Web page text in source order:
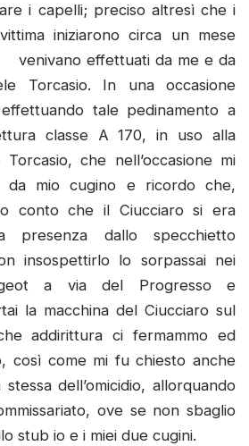
i capelli; preciso altresì che i
iniziarono circa un mese
venivano effettuati da me e da
Torcasio. In una occasione
tale pedinamento a
classe A 170, in uso alla
che nell’occasione mi
da mio cugino e ricordo che,
conto che il Ciucciaro si era
presenza dallo specchietto
insospettirlo lo sorpassai nei
a via del Progresso e
la macchina del Ciucciaro sul
addirittura ci fermammo ed
così come mi fu chiesto anche
dell’omicidio, allorquando
ove se non sbaglio
stub io e i miei due cugini.